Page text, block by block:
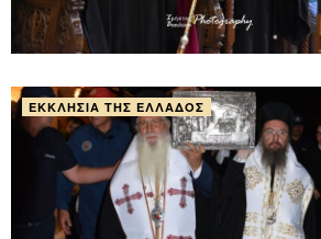
ΕΚΚΛΗΣΊΑ ΤΗΣ ΕΛΛΆΔΟΣ